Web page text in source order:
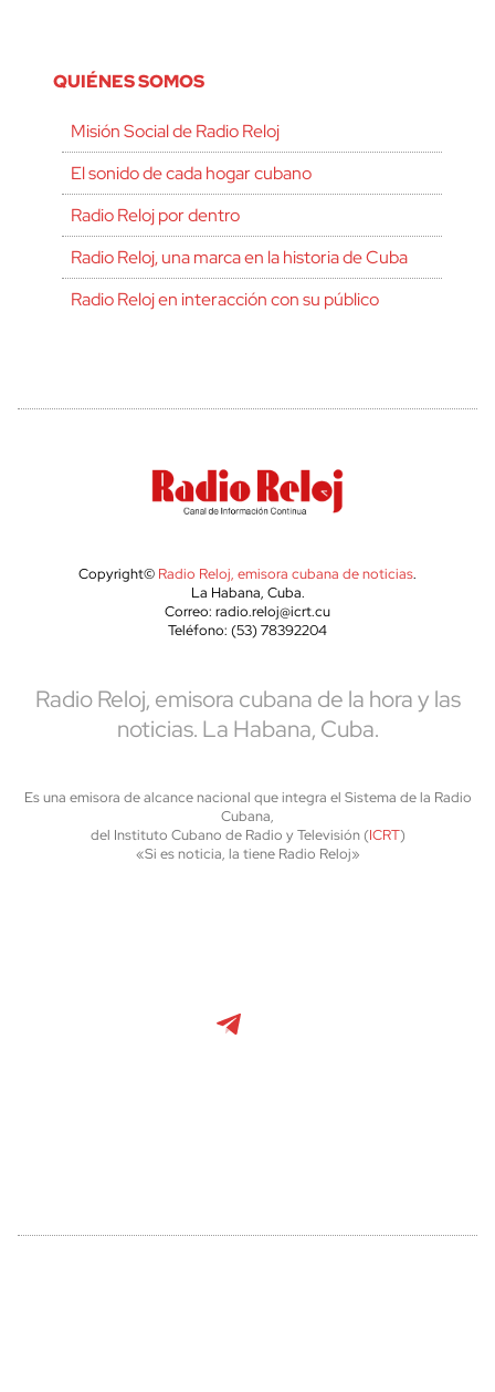
QUIÉNES SOMOS
Misión Social de Radio Reloj
El sonido de cada hogar cubano
Radio Reloj por dentro
Radio Reloj, una marca en la historia de Cuba
Radio Reloj en interacción con su público
Copyright© Radio Reloj, emisora cubana de noticias.
La Habana, Cuba.
Correo: radio.reloj@icrt.cu
Teléfono: (53) 78392204
Radio Reloj, emisora cubana de la hora y las
noticias. La Habana, Cuba.
Es una emisora de alcance nacional que integra el Sistema de la Radio
Cubana,
del Instituto Cubano de Radio y Televisión (ICRT)
«Si es noticia, la tiene Radio Reloj»